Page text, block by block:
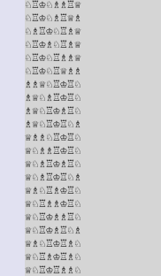
♘♖♔♘♗♗♖♕
♘♖♔♘♗♖♕♗
♘♗♖♔♘♖♗♕
♘♖♔♗♘♖♗♕
♘♖♔♘♖♗♗♕
♘♖♔♘♖♕♗♗
♗♗♕♘♖♔♖♘
♗♕♘♗♖♔♖♘
♗♕♘♖♔♗♖♘
♗♕♘♖♔♖♘♗
♕♗♗♘♖♔♖♘
♕♘♗♗♖♔♖♘
♕♘♗♖♔♗♖♘
♕♘♗♖♔♖♘♗
♕♗♘♖♗♔♖♘
♕♘♖♗♗♔♖♘
♕♘♖♔♗♗♖♘
♕♘♖♔♗♖♘♗
♕♗♘♖♔♖♗♘
♕♘♖♗♔♖♗♘
♕♘♖♔♖♗♗♘